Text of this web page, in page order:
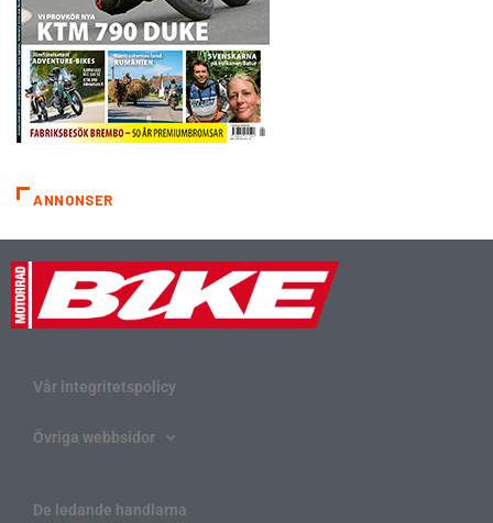
ANNONSER
Vår integritetspolicy
Övriga webbsidor
De ledande handlarna